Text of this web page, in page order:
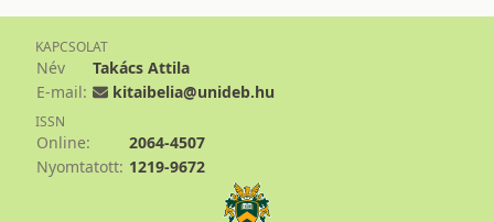
KAPCSOLAT
Név
Takács Attila
E-mail:
kitaibelia@unideb.hu
ISSN
Online:
2064-4507
Nyomtatott: 1219-9672